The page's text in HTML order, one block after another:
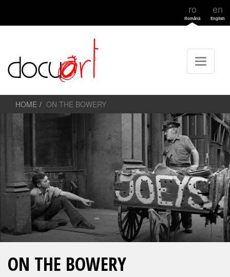
ro
Română
en
English
HOME ON THE BOWERY
ON THE BOWERY